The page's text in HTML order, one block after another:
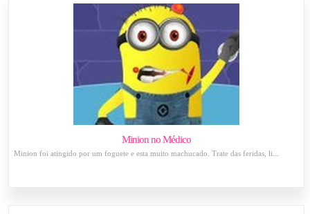
Minion no Médico
Minion foi atingido por um foguete e esta muito machucado. Trate das feridas, li...